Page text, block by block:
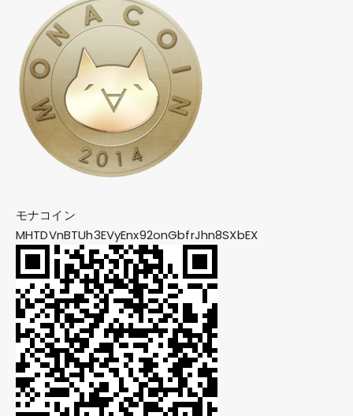
モナコイン
MHTDVnBTUh3EVyEnx92onGbfrJhn8SXbEX